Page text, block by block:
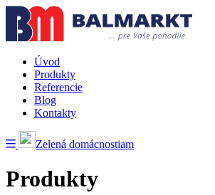
Úvod
Produkty
Referencie
Blog
Kontakty
Zelená domácnostiam
Produkty